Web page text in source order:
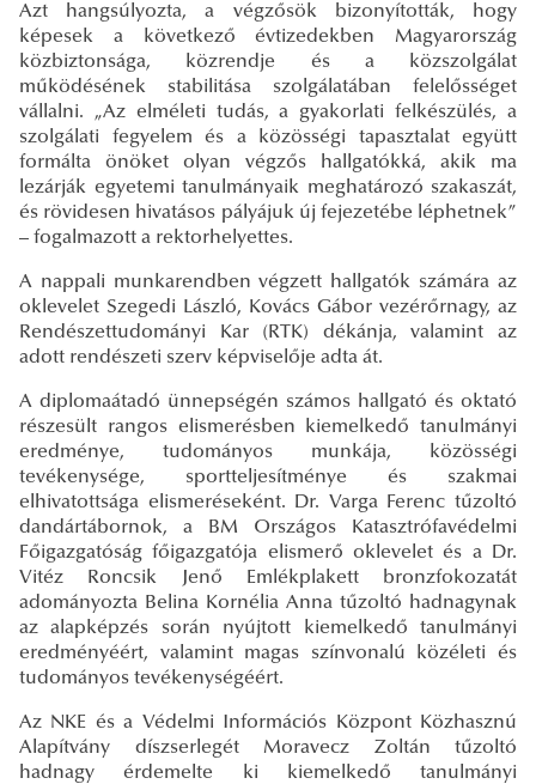
Azt hangsúlyozta, a végzősök bizonyították, hogy
képesek a következő évtizedekben Magyarország
közbiztonsága, közrendje és a közszolgálat
működésének stabilitása szolgálatában felelősséget
vállalni. „Az elméleti tudás, a gyakorlati felkészülés, a
szolgálati fegyelem és a közösségi tapasztalat együtt
formálta önöket olyan végzős hallgatókká, akik ma
lezárják egyetemi tanulmányaik meghatározó szakaszát,
és rövidesen hivatásos pályájuk új fejezetébe léphetnek”
– fogalmazott a rektorhelyettes.
A nappali munkarendben végzett hallgatók számára az
oklevelet Szegedi László, Kovács Gábor vezérőrnagy, az
Rendészettudományi Kar (RTK) dékánja, valamint az
adott rendészeti szerv képviselője adta át.
A diplomaátadó ünnepségén számos hallgató és oktató
részesült rangos elismerésben kiemelkedő tanulmányi
eredménye, tudományos munkája, közösségi
tevékenysége, sportteljesítménye és szakmai
elhivatottsága elismeréseként. Dr. Varga Ferenc tűzoltó
dandártábornok, a BM Országos Katasztrófavédelmi
Főigazgatóság főigazgatója elismerő oklevelet és a Dr.
Vitéz Roncsik Jenő Emlékplakett bronzfokozatát
adományozta Belina Kornélia Anna tűzoltó hadnagynak
az alapképzés során nyújtott kiemelkedő tanulmányi
eredményéért, valamint magas színvonalú közéleti és
tudományos tevékenységéért.
Az NKE és a Védelmi Információs Központ Közhasznú
Alapítvány díszserlegét Moravecz Zoltán tűzoltó
hadnagy érdemelte ki kiemelkedő tanulmányi